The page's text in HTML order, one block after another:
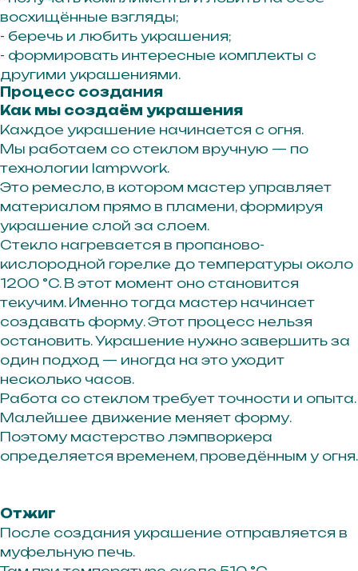
восхищённые взгляды;
- беречь и любить украшения;
- формировать интересные комплекты с
другими украшениями.
Процесс создания
Как мы создаём украшения
Каждое украшение начинается с огня.
Мы работаем со стеклом вручную — по
технологии lampwork.
Это ремесло, в котором мастер управляет
материалом прямо в пламени, формируя
украшение слой за слоем.
Стекло нагревается в пропаново-
кислородной горелке до температуры около
1200 °C. В этот момент оно становится
текучим. Именно тогда мастер начинает
создавать форму. Этот процесс нельзя
остановить. Украшение нужно завершить за
один подход — иногда на это уходит
несколько часов.
Работа со стеклом требует точности и опыта.
Малейшее движение меняет форму.
Поэтому мастерство лэмпворкера
определяется временем, проведённым у огня.
Отжиг
После создания украшение отправляется в
муфельную печь.